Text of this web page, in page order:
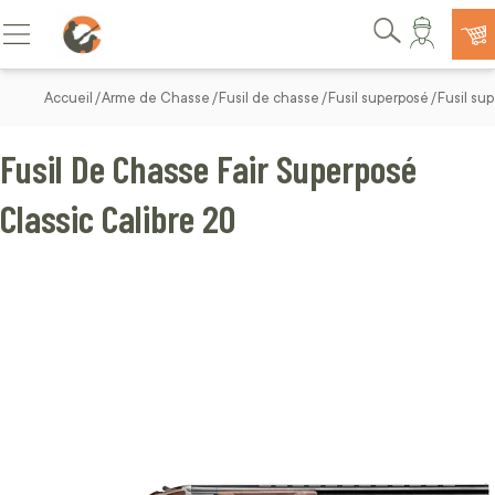
Allez au contenu
Basculer la navigation
Rechercher
Accueil Arme de Chasse Fusil de chasse Fusil superposé Fusil
Fusil De Chasse Fair Superposé
Classic Calibre 20